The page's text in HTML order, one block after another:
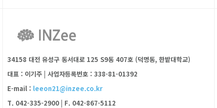
34158 대전 유성구 동서대로 125 S9동 407호 (덕명동, 한밭대학교)
대표 : 이기주 | 사업자등록번호 : 338-81-01392
E-mail : leeon21@inzee.co.kr
T. 042-335-2900 | F. 042-867-5112